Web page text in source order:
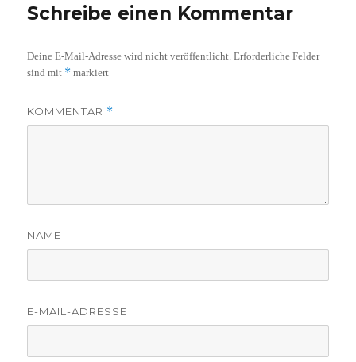
Schreibe einen Kommentar
Deine E-Mail-Adresse wird nicht veröffentlicht. Erforderliche Felder
sind mit * markiert
KOMMENTAR *
NAME
E-MAIL-ADRESSE